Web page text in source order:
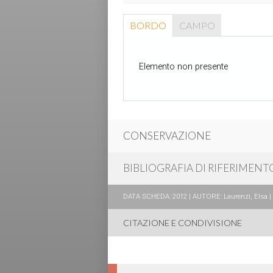
BORDO CAMPO
Elemento non presente
CONSERVAZIONE
BIBLIOGRAFIA DI
DATA SCHEDA: 2012 | AUTORE: Laurenzi, Elsa
CITAZIONE E CONDIVISIONE